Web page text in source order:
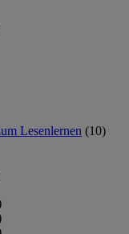
Lesenlernen (10)